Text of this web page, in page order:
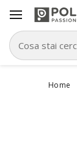
Home